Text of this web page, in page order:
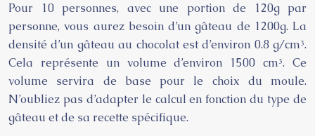
Pour 10 personnes, avec une portion de 120g par
personne, vous aurez besoin d’un gâteau de 1200g. La
densité d’un gâteau au chocolat est d’environ 0.8 g/cm³.
Cela représente un volume d’environ 1500 cm³. Ce
volume servira de base pour le choix du moule.
N’oubliez pas d’adapter le calcul en fonction du type de
gâteau et de sa recette spécifique.